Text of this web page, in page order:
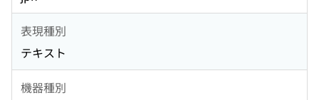
表現種別
テキスト
機器種別